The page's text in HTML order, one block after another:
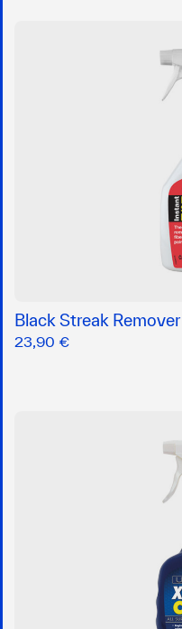
Black Streak Remover
23,90 €